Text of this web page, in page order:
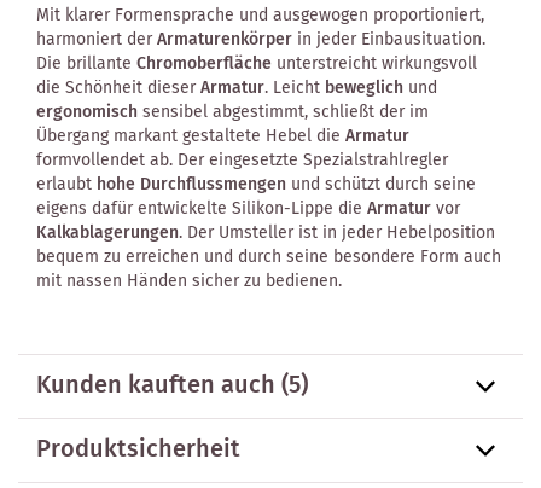
Mit klarer Formensprache und ausgewogen proportioniert,
harmoniert derArmaturenkörper in jeder Einbausituation.
Die brillante Chromoberfläche unterstreicht wirkungsvoll
die Schönheit dieserArmatur. Leicht beweglich und
ergonomischsensibel abgestimmt, schließt der im
Übergang markant gestaltete Hebel die Armatur
formvollendet ab. Der eingesetzte Spezialstrahlregler
erlaubt hohe Durchflussmengen und schützt durch seine
eigens dafür entwickelte Silikon-Lippe die Armaturvor
Kalkablagerungen. Der Umsteller ist in jeder Hebelposition
bequem zu erreichen und durch seine besondere Form auch
mit nassen Händen sicher zu bedienen.
Kunden kauften auch(5)
Produktsicherheit